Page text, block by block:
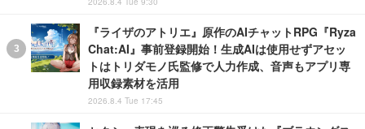
『ライザのアトリエ』原作のAIチャットRPG『Ryza
Chat:AI』事前登録開始！生成AIは使用せずアセッ
トはトリダモノ氏監修で人力作成、音声もアプリ専
用収録素材を活用
2026.8.4 Tue 17:45